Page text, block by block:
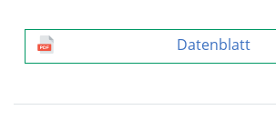
Datenblatt